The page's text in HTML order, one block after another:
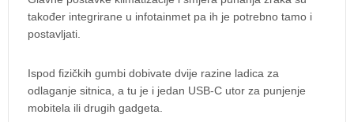
također integrirane u infotainmet pa ih je potrebno tamo i
postavljati.
Ispod fizičkih gumbi dobivate dvije razine ladica za
odlaganje sitnica, a tu je i jedan USB-C utor za punjenje
mobitela ili drugih gadgeta.